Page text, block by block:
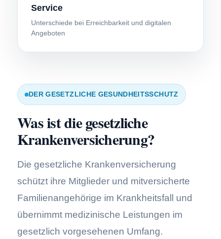
Service
Unterschiede bei Erreichbarkeit und digitalen
Angeboten
DER GESETZLICHE GESUNDHEITSSCHUTZ
Was ist die gesetzliche
Kranken­ver­si­che­rung?
Die gesetzliche Kranken­ver­si­che­rung
schützt ihre Mitglieder und mitversicherte
Familienangehörige im Krankheitsfall und
übernimmt medizinische Leistungen im
gesetzlich vorgesehenen Umfang.